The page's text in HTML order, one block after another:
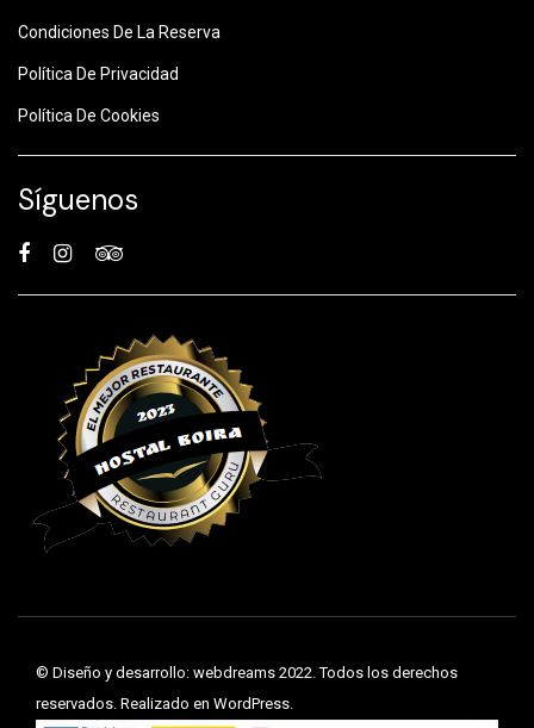
Condiciones De La Reserva
Política De Privacidad
Política De Cookies
Síguenos
© Diseño y desarrollo: webdreams 2022. Todos los derechos
reservados. Realizado en WordPress.